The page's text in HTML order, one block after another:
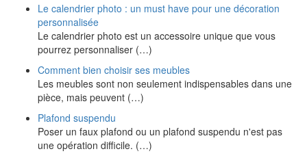
Le calendrier photo : un must have pour une décoration
personnalisée
Le calendrier photo est un accessoire unique que vous
pourrez personnaliser (…)
Comment bien choisir ses meubles
Les meubles sont non seulement indispensables dans une
pièce, mais peuvent (…)
Plafond suspendu
Poser un faux plafond ou un plafond suspendu n'est pas
une opération difficile. (…)